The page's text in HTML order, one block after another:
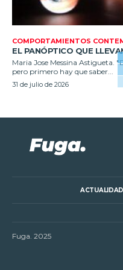
COMPORTAMIENTOS
EL PANÓPTICO QUE
Maria Jose Messina Astigueta. "Donde hay poder, hay resistencia" —
pero primero hay que saber...
31 de julio de 2026
ACTUALIDAD
Fuga. 2025